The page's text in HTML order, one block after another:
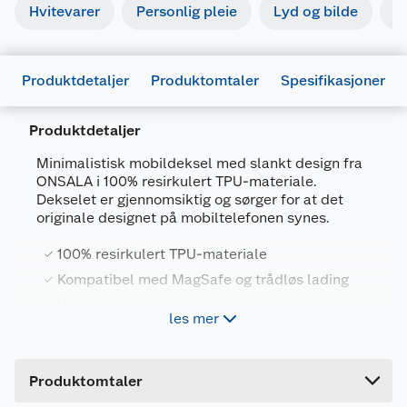
Hvitevarer Personlig pleie Lyd og bilde
Produktdetaljer Produktomtaler Spesifikasjoner
Produktdetaljer
Minimalistisk mobildeksel med slankt design fra
ONSALA i 100% resirkulert TPU-materiale.
Dekselet er gjennomsiktig og sørger for at det
originale designet på mobiltelefonen synes.
100% resirkulert TPU-materiale
Kompatibel med MagSafe og trådløs lading
Recycled Clear Case er et slitesterkt deksel,
les mer
Produktomtaler
Generelt
Lengde